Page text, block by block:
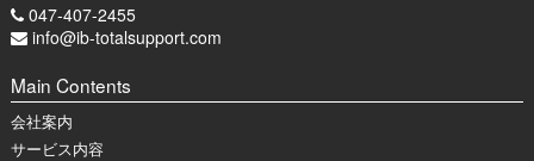
047-407-2455
info@ib-totalsupport.com
Main Contents
会社案内
サービス内容